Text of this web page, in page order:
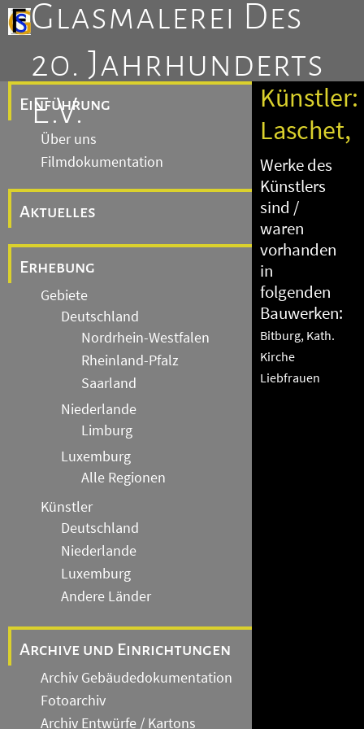
Glasmalerei Des
20. Jahrhunderts
E.V.
Einführung
Über uns
Filmdokumentation
Aktuelles
Erhebung
Gebiete
Deutschland
Nordrhein-Westfalen
Rheinland-Pfalz
Saarland
Niederlande
Limburg
Luxemburg
Alle Regionen
Künstler
Deutschland
Niederlande
Luxemburg
Andere Länder
Archive und Einrichtungen
Archiv Gebäudedokumentation
Fotoarchiv
Archiv Entwürfe / Kartons
Künstler:
Laschet,
Werke des
Künstlers
sind /
waren
vorhanden
in
folgenden
Bauwerken:
Bitburg, Kath.
Kirche
Liebfrauen